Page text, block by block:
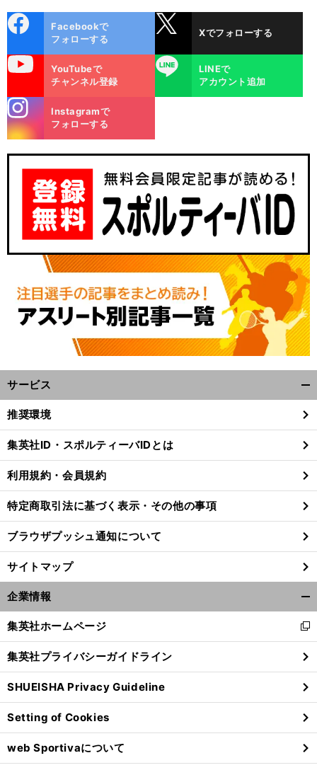
】
ス
」
、
・
ok
Facebookで
フォローする
Xでフォローする
YouTubeで
チャンネル登録
LINE
LINEで
アカウント追加
m
Instagramで
フォローする
サービス
閉
る
推奨環境
集英社ID・スポルティーバIDとは
利用規約・会員規約
特定商取引法に基づく表示・その他の事項
ブラウザプッシュ通知について
サイトマップ
企業情報
閉
る
集英社ホームページ
新
し
い
ウ
ィ
ン
ド
ウ
で
開
集英社プライバシーガイドライン
SHUEISHA Privacy Guideline
Setting of Cookies
web Sportivaについて